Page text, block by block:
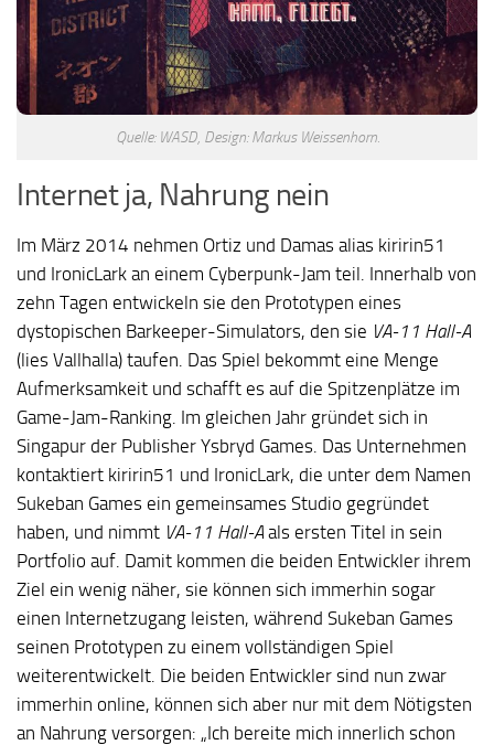
Quelle: WASD, Design: Markus Weissenhorn.
Internet ja, Nahrung nein
Im März 2014 nehmen Ortiz und Damas alias kiririn51
und IronicLark an einem Cyberpunk-Jam teil. Innerhalb von
zehn Tagen entwickeln sie den Prototypen eines
dystopischen Barkeeper-Simulators, den sie VA-11 Hall-A
(lies Vallhalla) taufen. Das Spiel bekommt eine Menge
Aufmerksamkeit und schafft es auf die Spitzenplätze im
Game-Jam-Ranking. Im gleichen Jahr gründet sich in
Singapur der Publisher Ysbryd Games. Das Unternehmen
kontaktiert kiririn51 und IronicLark, die unter dem Namen
Sukeban Games ein gemeinsames Studio gegründet
haben, und nimmt VA-11 Hall-A als ersten Titel in sein
Portfolio auf. Damit kommen die beiden Entwickler ihrem
Ziel ein wenig näher, sie können sich immerhin sogar
einen Internetzugang leisten, während Sukeban Games
seinen Prototypen zu einem vollständigen Spiel
weiterentwickelt. Die beiden Entwickler sind nun zwar
immerhin online, können sich aber nur mit dem Nötigsten
an Nahrung versorgen: „Ich bereite mich innerlich schon